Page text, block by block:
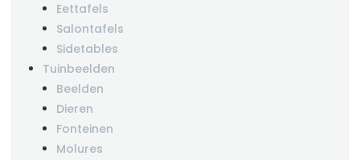
Eettafels
Salontafels
Sidetables
Tuinbeelden
Beelden
Dieren
Fonteinen
Molures